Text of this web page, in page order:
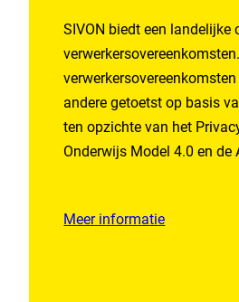
SIVON biedt een landelijke
andere getoetst op basis
ten opzichte van het
Onderwijs Model 4.0 en de
Meer informatie